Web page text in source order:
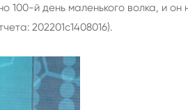
й день маленького волка, и он
202201c1408016).